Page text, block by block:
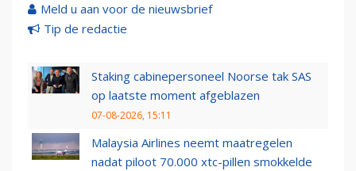
Meld u aan voor de nieuwsbrief
Tip de redactie
Staking cabinepersoneel Noorse tak SAS
op laatste moment afgeblazen
07-08-2026, 15:11
Malaysia Airlines neemt maatregelen
nadat piloot 70.000 xtc-pillen smokkelde